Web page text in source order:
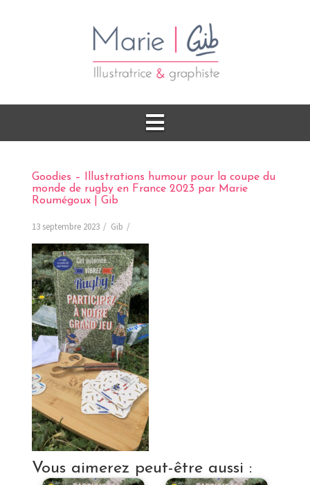
Goodies – Illustrations humour pour la coupe du
monde de rugby en France 2023 par Marie
Roumégoux | Gib
13 septembre 2023 Gib
Vous aimerez peut-être aussi :